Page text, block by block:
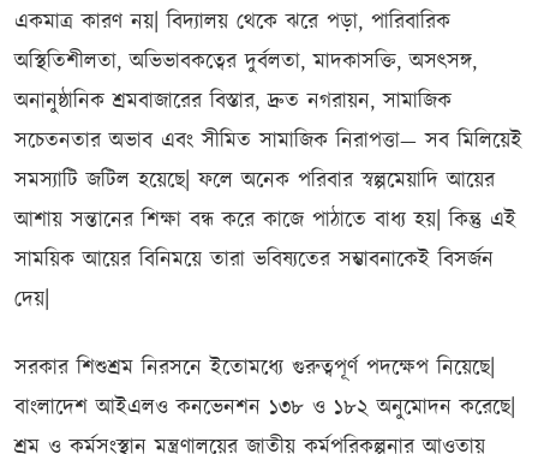
একমাত্র কারণ নয়| বিদ্যালয় থেকে ঝরে পড়া, পারিবারিক
অস্থিতিশীলতা, অভিভাবকত্বের দুর্বলতা, মাদকাসক্তি, অসৎসঙ্গ,
অনানুষ্ঠানিক শ্রমবাজারের বিস্তার, দ্রুত নগরায়ন, সামাজিক
সচেতনতার অভাব এবং সীমিত সামাজিক নিরাপত্তা— সব মিলিয়েই
সমস্যাটি জটিল হয়েছে| ফলে অনেক পরিবার স্বল্পমেয়াদি আয়ের
আশায় সন্তানের শিক্ষা বন্ধ করে কাজে পাঠাতে বাধ্য হয়| কিন্তু এই
সাময়িক আয়ের বিনিময়ে তারা ভবিষ্যতের সম্ভাবনাকেই বিসর্জন
দেয়|
সরকার শিশুশ্রম নিরসনে ইতোমধ্যে গুরুত্বপূর্ণ পদক্ষেপ নিয়েছে|
বাংলাদেশ আইএলও কনভেনশন ১৩৮ ও ১৮২ অনুমোদন করেছে|
শ্রম ও কর্মসংস্থান মন্ত্রণালয়ের জাতীয় কর্মপরিকল্পনার আওতায়